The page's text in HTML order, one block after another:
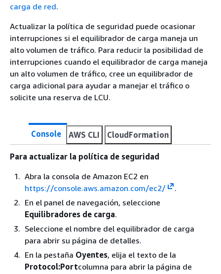
carga de red.
Actualizar la política de seguridad puede ocasionar
interrupciones si el equilibrador de carga maneja un
alto volumen de tráfico. Para reducir la posibilidad de
interrupciones cuando el equilibrador de carga maneja
un alto volumen de tráfico, cree un equilibrador de
carga adicional para ayudar a manejar el tráfico o
solicite una reserva de LCU.
Console AWS CLI CloudFormation
Para actualizar la política de seguridad
Abra la consola de Amazon EC2 en
https://console.aws.amazon.com/ec2/
.
En el panel de navegación, seleccione
Equilibradores de carga.
Seleccione el nombre del equilibrador de carga
para abrir su página de detalles.
En la pestaña Oyentes, elija el texto de la
Protocol:Portcolumna para abrir la página de